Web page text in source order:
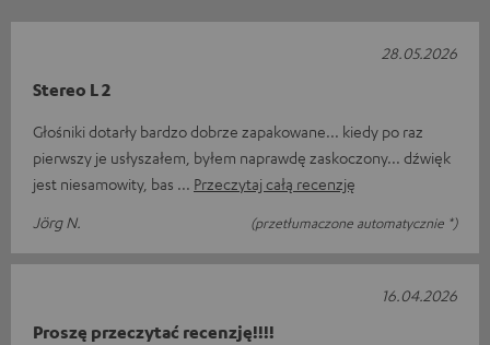
Stereo L 2
Głośniki dotarły bardzo dobrze zapakowane... kiedy po raz
pierwszy je usłyszałem, byłem naprawdę zaskoczony... dźwięk
jest niesamowity, bas
Przeczytaj całą recenzję
Jörg N.
(przetłumaczone automatycznie *)
28.05.2026
Proszę przeczytać recenzję!!!!
16.04.2026